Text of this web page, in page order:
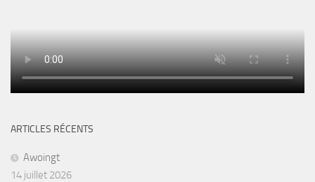
ARTICLES RÉCENTS
Awoingt
14 juillet 2026